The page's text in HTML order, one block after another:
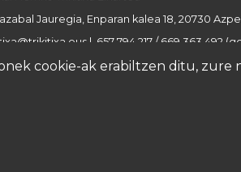
Jauregia, Enparan kalea 18, 20730
| 657 794 217 / 669 363 492
cookie-ak erabiltzen ditu, zure